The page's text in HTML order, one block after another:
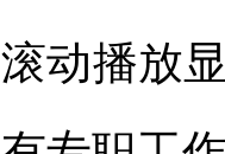
滚动播放